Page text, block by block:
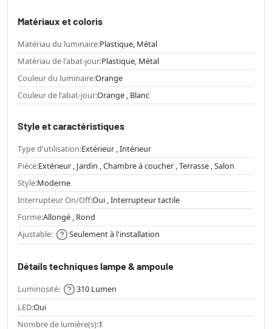
Matériaux et coloris
Matériau du luminaire:Plastique, Métal
Matériau de l'abat-jour:Plastique, Métal
Couleur du luminaire:Orange
Couleur de l'abat-jour:Orange , Blanc
Style et caractéristiques
Type d'utilisation:Extérieur , Intérieur
Pièce:Extérieur , Jardin , Chambre à coucher , Terrasse , Salon
Style:Moderne
Interrupteur On/Off:Oui , Interrupteur tactile
Forme:Allongé , Rond
Ajustable:
Seulement à l'installation
Détails techniques lampe & ampoule
Luminosité:
310 Lumen
LED:Oui
Nombre de lumière(s):1